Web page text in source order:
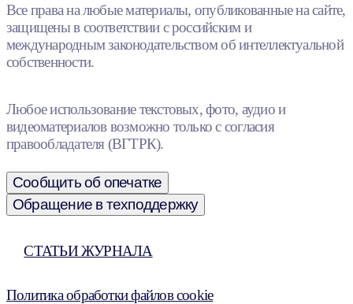
Все права на любые материалы, опубликованные на сайте,
защищены в соответствии с российским и
международным законодательством об интеллектуальной
собственности.
Любое использование текстовых, фото, аудио и
видеоматериалов возможно только с согласия
правообладателя (ВГТРК).
Сообщить об опечатке
Обращение в техподдержку
СТАТЬИ ЖУРНАЛА
Политика обработки файлов cookie